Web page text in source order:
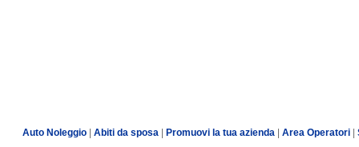
Auto Noleggio Abiti da sposa Promuovi la tua azienda Area Operatori